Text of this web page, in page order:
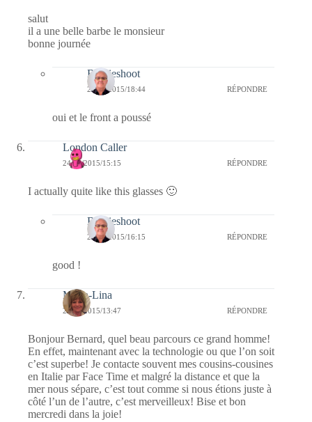
salut
il a une belle barbe le monsieur
bonne journée
Bernieshoot
24/06/2015/18:44 RÉPONDRE
oui et le front a poussé
London Caller
24/06/2015/15:15 RÉPONDRE
I actually quite like this glasses 🙂
Bernieshoot
24/06/2015/16:15 RÉPONDRE
good !
Maria-Lina
24/06/2015/13:47 RÉPONDRE
Bonjour Bernard, quel beau parcours ce grand homme!
En effet, maintenant avec la technologie ou que l’on soit
c’est superbe! Je contacte souvent mes cousins-cousines
en Italie par Face Time et malgré la distance et que la
mer nous sépare, c’est tout comme si nous étions juste à
côté l’un de l’autre, c’est merveilleux! Bise et bon
mercredi dans la joie!